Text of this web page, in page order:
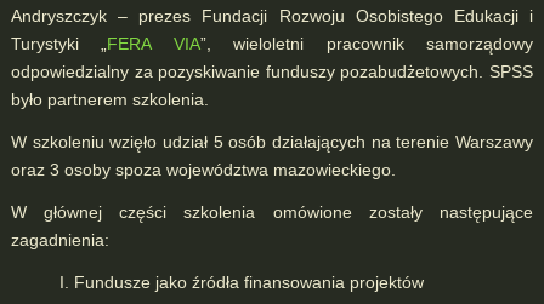
Andryszczyk – prezes Fundacji Rozwoju Osobistego Edukacji i
Turystyki „ FERA VIA”, wieloletni pracownik samorządowy
odpowiedzialny za pozyskiwanie funduszy pozabudżetowych. SPSS
było partnerem szkolenia.
W szkoleniu wzięło udział 5 osób działających na terenie Warszawy
oraz 3 osoby spoza województwa mazowieckiego.
W głównej części szkolenia omówione zostały następujące
zagadnienia:
I. Fundusze jako źródła finansowania projektów